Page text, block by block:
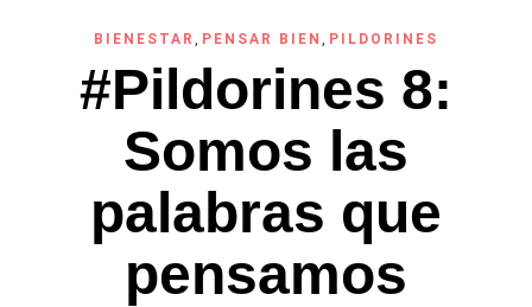
BIENESTAR , PENSAR BIEN , PILDORINES
#Pildorines 8:
Somos las
palabras que
pensamos